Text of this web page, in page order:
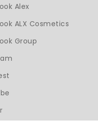
Alex
ALX Cosmetics
Group